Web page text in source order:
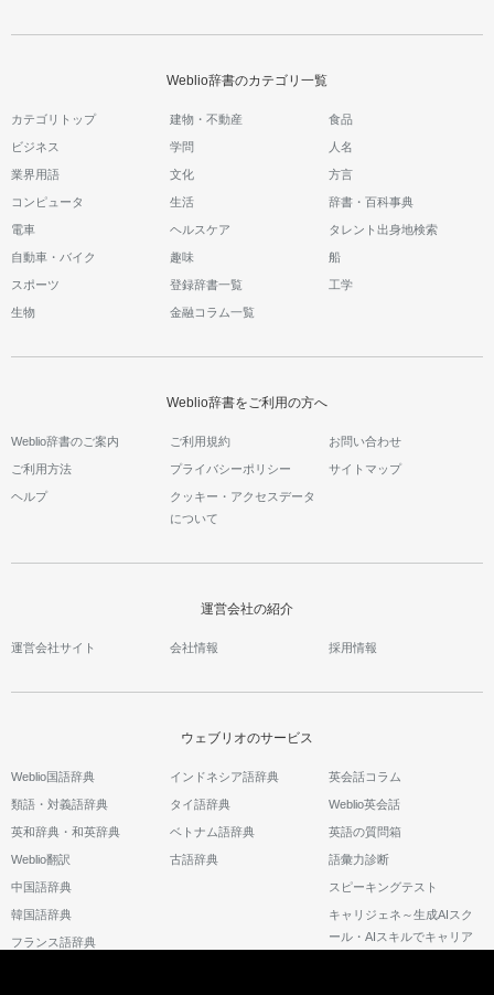
Weblio辞書のカテゴリ一覧
カテゴリトップ 建物・不動産 食品
ビジネス 学問 人名
業界用語 文化 方言
コンピュータ 生活 辞書・百科事典
電車 ヘルスケア タレント出身地検索
自動車・バイク 趣味 船
スポーツ 登録辞書一覧 工学
生物 金融コラム一覧
Weblio辞書をご利用の方へ
Weblio辞書のご案内 ご利用規約 お問い合わせ
ご利用方法 プライバシーポリシー サイトマップ
ヘルプ
クッキー・アクセスデータ
について
運営会社の紹介
運営会社サイト 会社情報 採用情報
ウェブリオのサービス
Weblio国語辞典
類語・対義語辞典
英和辞典・和英辞典
Weblio翻訳
中国語辞典
韓国語辞典
フランス語辞典
インドネシア語辞典
タイ語辞典
ベトナム語辞典
古語辞典
英会話コラム
Weblio英会話
英語の質問箱
語彙力診断
スピーキングテスト
キャリジェネ～生成AIスク
ール・AIスキルでキャリア